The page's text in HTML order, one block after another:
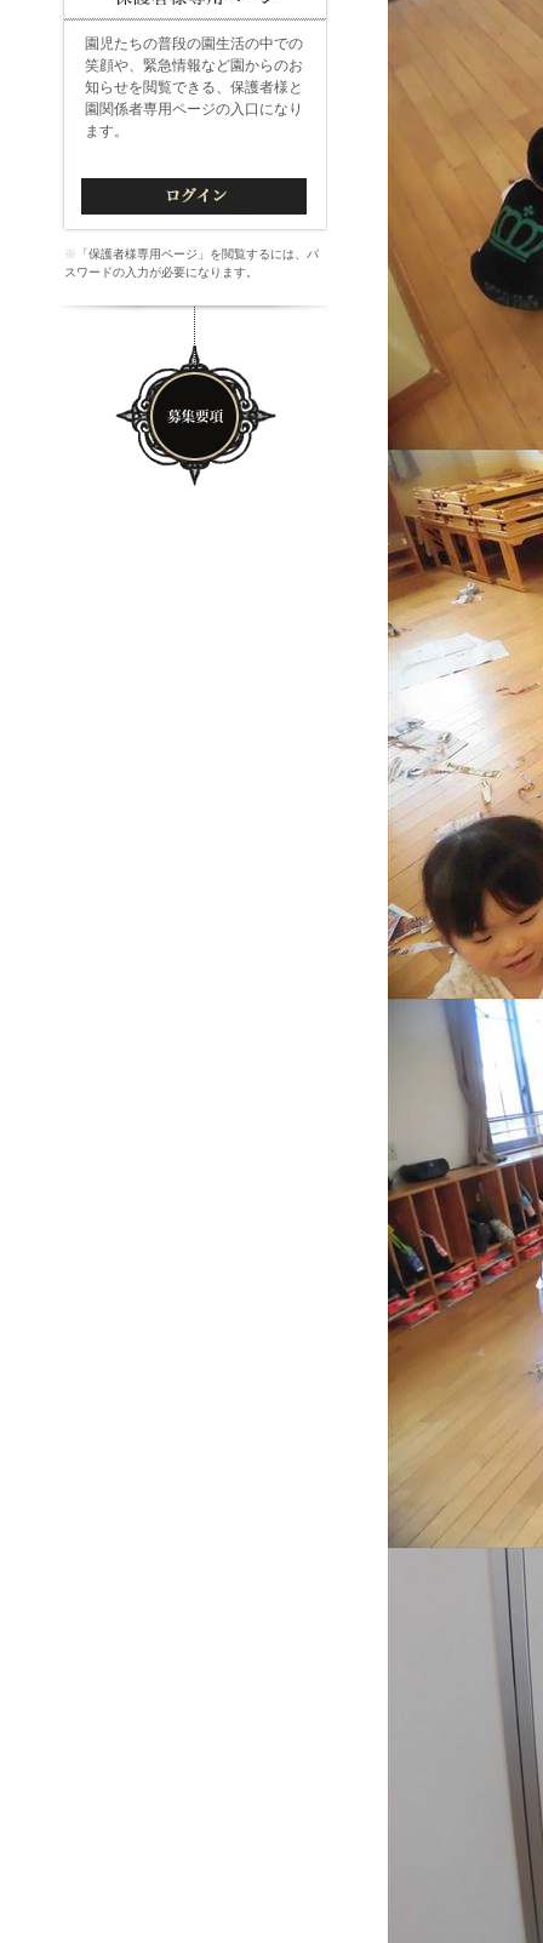
園児たちの普段の園生活の中での
笑顔や、緊急情報など園からのお
知らせを閲覧できる、保護者様と
園関係者専用ページの入口になり
ます。
※ 「保護者様専用ページ」を閲覧するには、パ
スワードの入力が必要になります。